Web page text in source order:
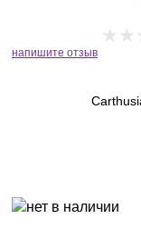
напишите отзыв